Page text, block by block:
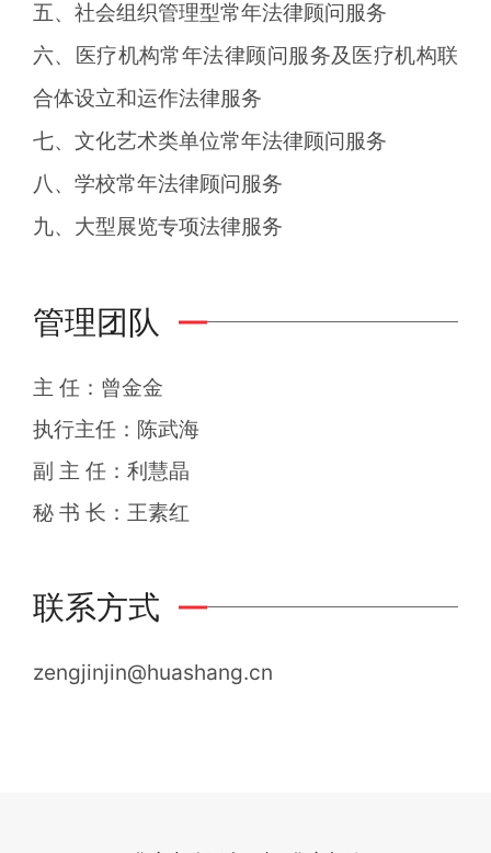
五、社会组织管理型常年法律顾问服务
六、医疗机构常年法律顾问服务及医疗机构联
合体设立和运作法律服务
七、文化艺术类单位常年法律顾问服务
八、学校常年法律顾问服务
九、大型展览专项法律服务
管理团队
主 任：曾金金
执行主任：陈武海
副 主 任：利慧晶
秘 书 长：王素红
联系方式
zengjinjin@huashang.cn